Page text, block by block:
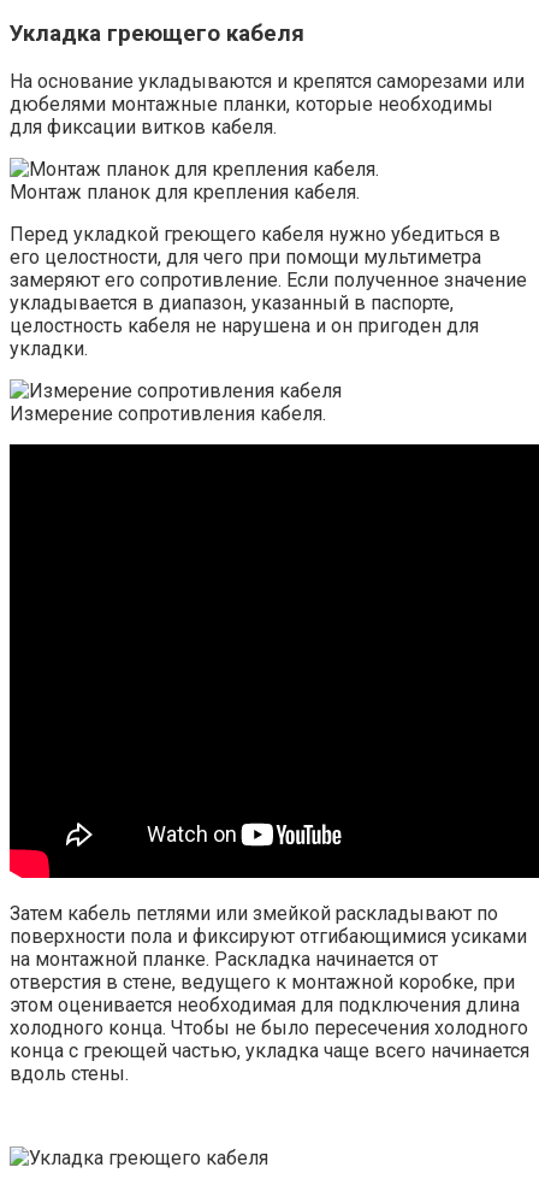
Укладка греющего кабеля
На основание укладываются и крепятся саморезами или
дюбелями монтажные планки, которые необходимы
для фиксации витков кабеля.
Монтаж планок для крепления кабеля.
Перед укладкой греющего кабеля нужно убедиться в
его целостности, для чего при помощи мультиметра
замеряют его сопротивление. Если полученное значение
укладывается в диапазон, указанный в паспорте,
целостность кабеля не нарушена и он пригоден для
укладки.
Измерение сопротивления кабеля.
Затем кабель петлями или змейкой раскладывают по
поверхности пола и фиксируют отгибающимися усиками
на монтажной планке. Раскладка начинается от
отверстия в стене, ведущего к монтажной коробке, при
этом оценивается необходимая для подключения длина
холодного конца. Чтобы не было пересечения холодного
конца с греющей частью, укладка чаще всего начинается
вдоль стены.